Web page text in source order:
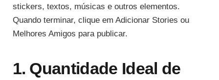
stickers, textos, músicas e outros elementos.
Quando terminar, clique em Adicionar Stories ou
Melhores Amigos para publicar.
1. Quantidade Ideal de